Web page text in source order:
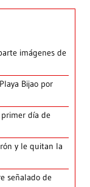
imágenes de
Bijao por
día de
y le quitan la
señalado de